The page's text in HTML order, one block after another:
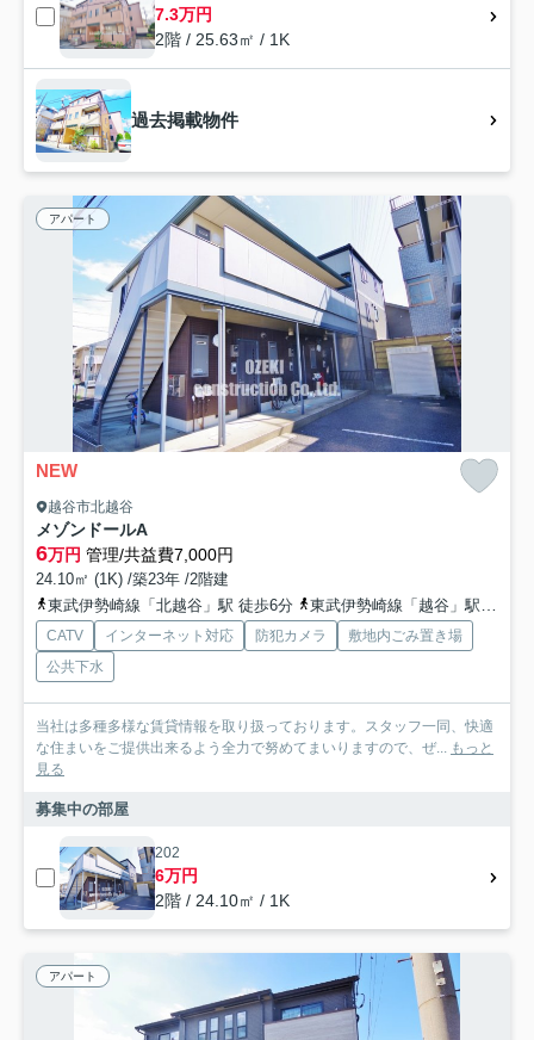
7.3万円
2階 / 25.63㎡ / 1K
過去掲載物件
アパート
NEW
越谷市北越谷
メゾンドールA
6万円 管理/共益費7,000円
24.10㎡ (1K) /築23年 /2階建
東武伊勢崎線「北越谷」駅 徒歩6分
東武伊勢崎線「越谷」駅 徒歩26分
CATV インターネット対応 防犯カメラ
敷地内ごみ置き場
公共下水
当社は多種多様な賃貸情報を取り扱っております。スタッフ一同、快適
な住まいをご提供出来るよう全力で努めてまいりますので、ぜ... もっと
見る
募集中の部屋
202
6万円
2階 / 24.10㎡ / 1K
アパート